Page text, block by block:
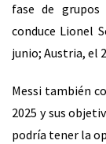
fase de grupos
conduce Lionel
junio; Austria, el
Messi también
2025 y sus
podría tener la